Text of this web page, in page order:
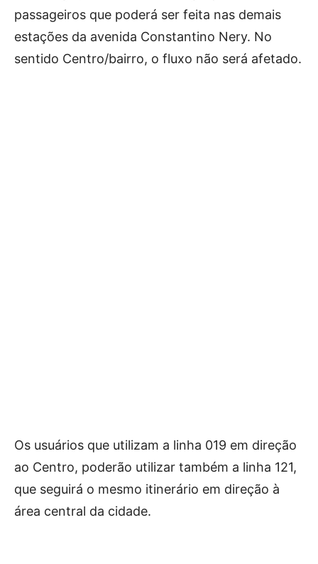
passageiros que poderá ser feita nas demais
estações da avenida Constantino Nery. No
sentido Centro/bairro, o fluxo não será afetado.
Os usuários que utilizam a linha 019 em direção
ao Centro, poderão utilizar também a linha 121,
que seguirá o mesmo itinerário em direção à
área central da cidade.